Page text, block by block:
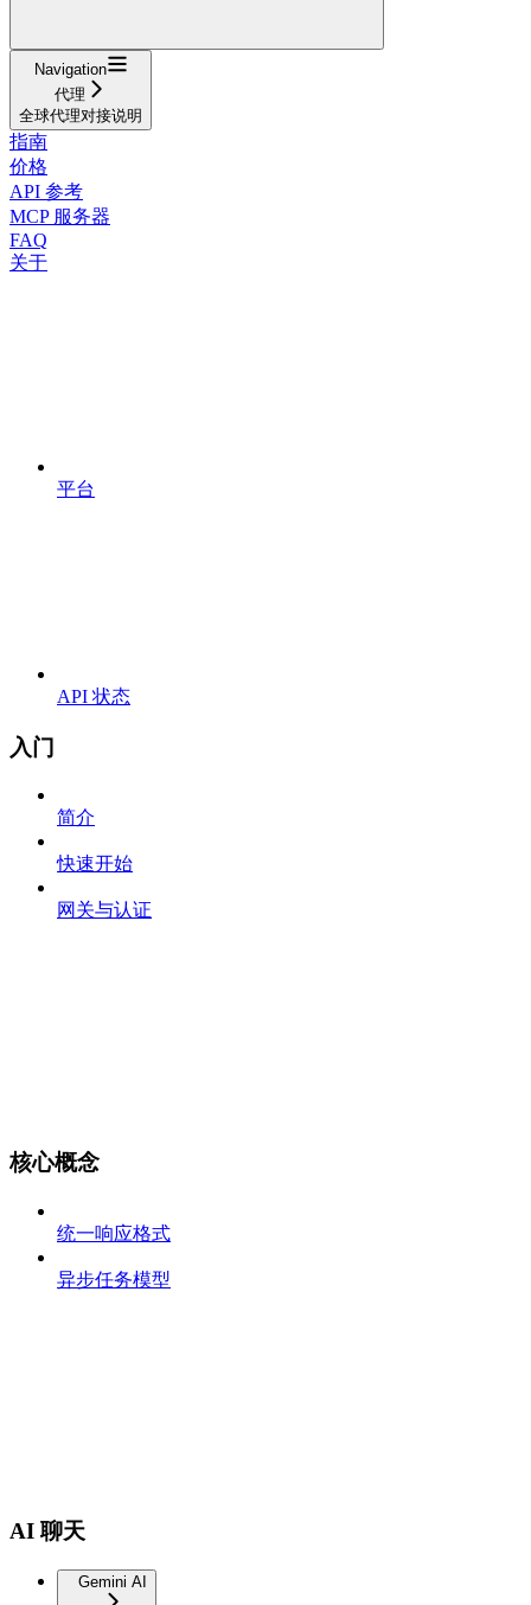
Navigation
代理
全球代理对接说明
指南
价格
API 参考
MCP 服务器
FAQ
关于
平台
API 状态
入门
简介
快速开始
网关与认证
核心概念
统一响应格式
异步任务模型
AI 聊天
Gemini AI